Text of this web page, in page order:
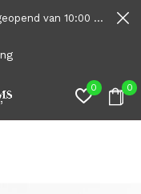
0 0
Vrijblijvend
Bezoek onze showroom op zaterdag - geopend van 10:00 tot 1600